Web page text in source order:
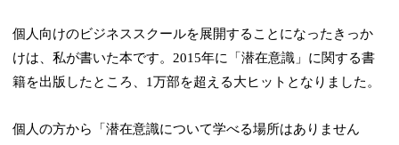
個人向けのビジネススクールを展開することになったきっか
けは、私が書いた本です。2015年に「潜在意識」に関する書
籍を出版したところ、1万部を超える大ヒットとなりました。
個人の方から「潜在意識について学べる場所はありません